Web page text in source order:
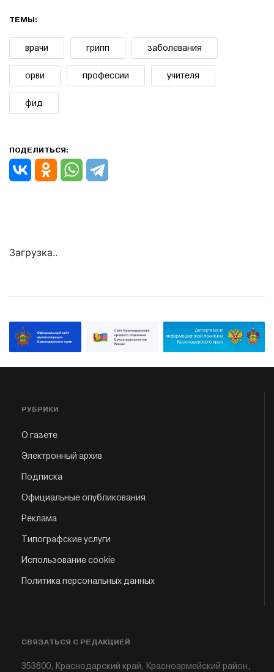
ТЕМЫ:
врачи грипп заболевания
орви профессии учителя
фид
ПОДЕЛИТЬСЯ:
Загрузка..
РУБРИКИ
О газете
Электронный архив
Подписка
Официальные опубликования
Реклама
Типографские услуги
Использование cookie
Политика персональных данных
СВЯЗАТЬСЯ С РЕДАКЦИЕЙ
353800, Краснодарский край, Красноармейский район,